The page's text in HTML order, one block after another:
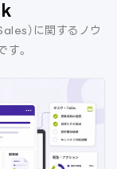
）に関するノウ
す。